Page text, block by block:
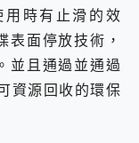
時有止滑的效
表面停放技術，
並且通過並通過
資源回收的環保